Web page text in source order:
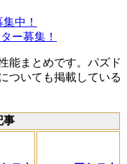
中！
ー募集！
能まとめです。パズド
ついても掲載している
事